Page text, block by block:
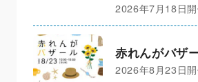
2026年7月18日
赤れんがバザ
2026年8月23日